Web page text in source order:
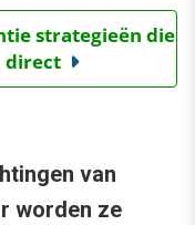
strategieën die
direct
van
worden ze